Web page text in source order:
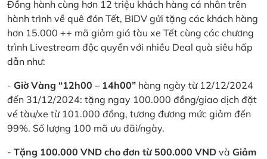
Đồng hành cùng hơn 12 triệu khách hàng cá nhân trên
hành trình về quê đón Tết, BIDV gửi tặng các khách hàng
hơn 15.000 ++ mã giảm giá tàu xe Tết cùng các chương
trình Livestream độc quyền với nhiều Deal quà siêu hấp
dẫn như:
- Giờ Vàng “12h00 – 14h00” hàng ngày từ 12/12/2024
đến 31/12/2024: tặng ngay 100.000 đồng/giao dịch đặt
vé tàu/xe từ 101.000 đồng, tương đương mức giảm đến
99%. Số lượng 100 mã ưu đãi/ngày.
- Tặng 100.000 VND cho đơn từ 500.000 VND và Giảm